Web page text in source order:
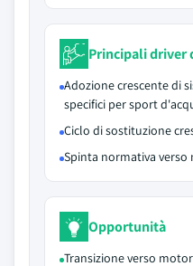
Principali driver
Adozione crescente di
specifici per sport
Ciclo di sostituzione
Spinta normativa
Opportunità
Transizione verso